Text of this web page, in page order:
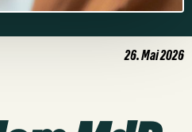
26. Mai 2026